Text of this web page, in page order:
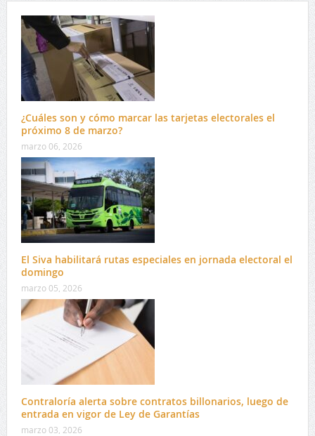
¿Cuáles son y cómo marcar las tarjetas electorales el
próximo 8 de marzo?
marzo 06, 2026
El Siva habilitará rutas especiales en jornada electoral el
domingo
marzo 05, 2026
Contraloría alerta sobre contratos billonarios, luego de
entrada en vigor de Ley de Garantías
marzo 03, 2026